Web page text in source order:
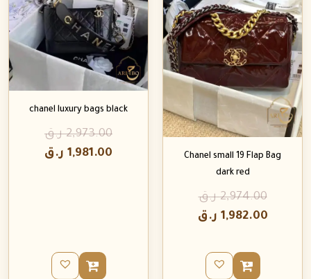
Chanel small 19 Flap Bag
dark red
2,974.00 ر.ق
1,982.00 ر.ق
chanel luxury bags black
2,973.00 ر.ق
1,981.00 ر.ق